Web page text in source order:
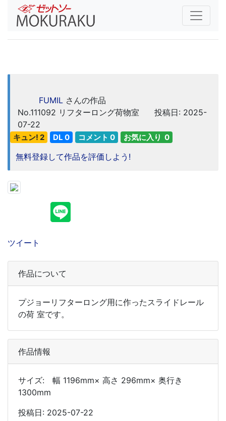
FUMIL さんの作品
No.111092 リフターロング荷物室
投稿日: 2025-
07-22
キュン! 2 DL 0 コメント 0 お気に入り 0
無料登録して作品を評価しよう!
ツイート
作品について
プジョーリフターロング用に作ったスライドレール
の荷 室です。
作品情報
サイズ: 幅 1196mm× 高さ 296mm× 奥行き
1300mm
投稿日: 2025-07-22